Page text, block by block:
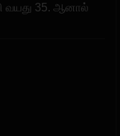
வயது 35. ஆனால்